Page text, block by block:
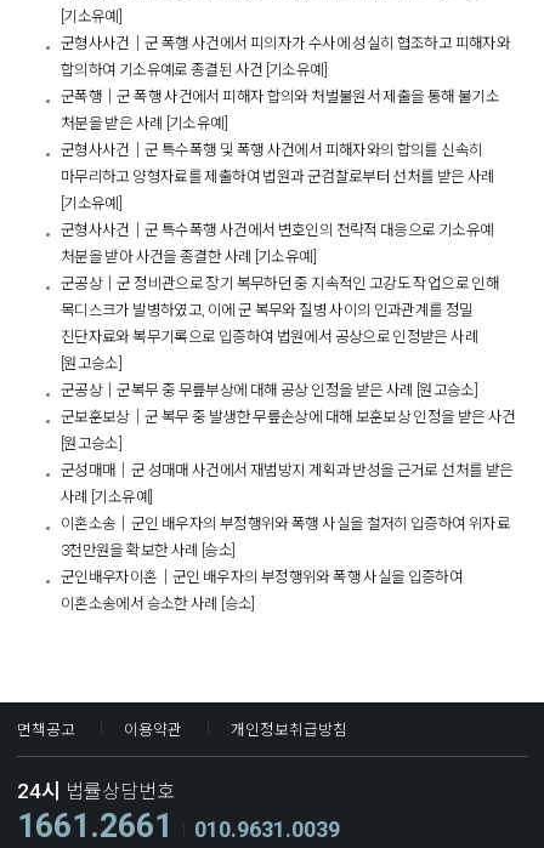
[기소유예]
군형사사건│군 폭행 사건에서 피의자가 수사에 성실히 협조하고 피해자와
합의하여 기소유예로 종결된 사건 [기소유예]
군폭행│군 폭행 사건에서 피해자 합의와 처벌불원서 제출을 통해 불기소
처분을 받은 사례 [기소유예]
군형사사건│군 특수폭행 및 폭행 사건에서 피해자와의 합의를 신속히
마무리하고 양형자료를 제출하여 법원과 군검찰로부터 선처를 받은 사례
[기소유예]
군형사사건│군 특수폭행 사건에서 변호인의 전략적 대응으로 기소유예
처분을 받아 사건을 종결한 사례 [기소유예]
군공상│군 정비관으로 장기 복무하던 중 지속적인 고강도 작업으로 인해
목디스크가 발병하였고, 이에 군 복무와 질병 사이의 인과관계를 정밀
진단자료와 복무기록으로 입증하여 법원에서 공상으로 인정받은 사례
[원고승소]
군공상│군복무 중 무릎부상에 대해 공상 인정을 받은 사례 [원고승소]
군보훈보상│군 복무 중 발생한 무릎손상에 대해 보훈보상 인정을 받은 사건
[원고승소]
군성매매│군 성매매 사건에서 재범방지 계획과 반성을 근거로 선처를 받은
사례 [기소유예]
이혼소송│군인 배우자의 부정행위와 폭행 사실을 철저히 입증하여 위자료
3천만원을 확보한 사례 [승소]
군인배우자이혼│군인 배우자의 부정행위와 폭행 사실을 입증하여
이혼소송에서 승소한 사례 [승소]​
면책공고 이용약관 개인정보취급방침
24시 법률상담번호
1661.2661 010.9631.0039